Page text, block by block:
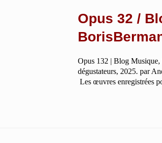
Opus 32 /
Opus 132 | Blog
dégustateurs, 2025. par
Les œuvres enregistrées